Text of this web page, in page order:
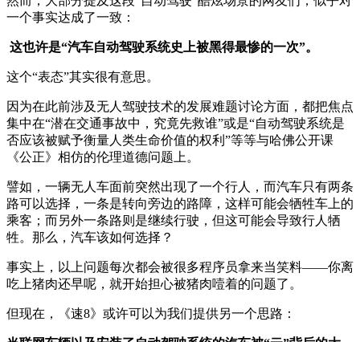
一个事实达成了一致：
这也许是“汽车自动驾驶系统史上被黑得最惨的一次”。
这个“表态”其实很有意思。
因为在此前涉及无人驾驶技术的发展难题讨论方面，都把焦点
集中在“潜在交通事故中，究竟先救谁”或是“自动驾驶系统是
否应该被赋予衡量人类生命价值的权利”等等与哈佛公开课
《公正》相仿的伦理道德问题上。
譬如，一辆无人车面前突然出现了一个行人，而汽车只有两条
路可以选择，一条是转向旁边的路障，这样可能会牺牲车上的
乘客；而另外一条路则是继续行驶，但这可能会导致行人牺
牲。那么，汽车该如何选择？
事实上，以上问题每次都会被很多程序员拿来当笑料——你离
吃上猪肉还早呢，就开始担心被猪肉噎着的问题了。
但现在，《速8》或许可以为我们提供另一个思路：